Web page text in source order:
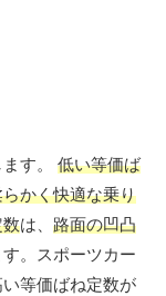
す。 低い等価ば
らかく快適な乗り
数は、 路面の凹凸
。スポーツカー
等価ばね定数が